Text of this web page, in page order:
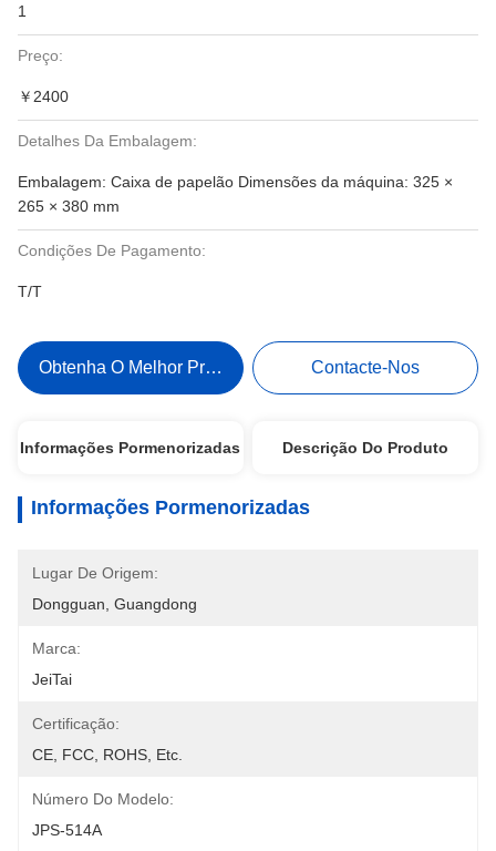
1
Preço:
￥2400
Detalhes Da Embalagem:
Embalagem: Caixa de papelão Dimensões da máquina: 325 ×
265 × 380 mm
Condições De Pagamento:
T/T
Obtenha O Melhor Preço Contacte-Nos
Informações Pormenorizadas Descrição Do Produto
Informações Pormenorizadas
Lugar De Origem:
Dongguan, Guangdong
Marca:
JeiTai
Certificação:
CE, FCC, ROHS, Etc.
Número Do Modelo:
JPS-514A